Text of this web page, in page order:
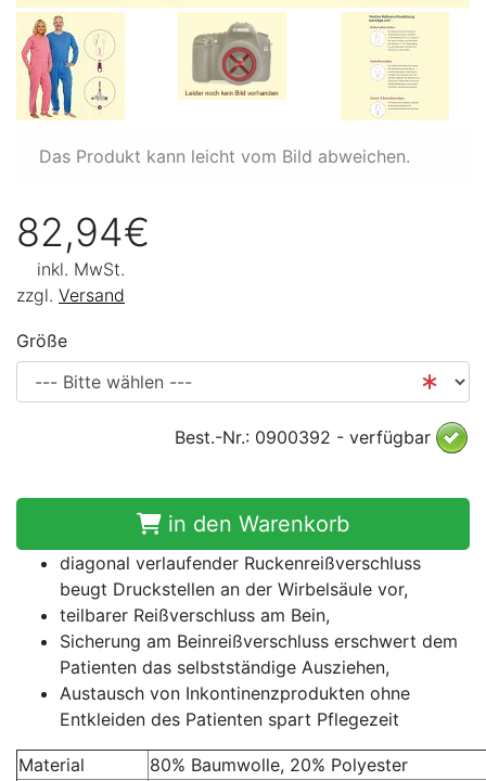
Das Produkt kann leicht vom Bild abweichen.
82,94€
inkl. MwSt.
zzgl. Versand
Größe
Best.-Nr.: 0900392 - verfügbar
in den Warenkorb
diagonal verlaufender Ruckenreißverschluss
beugt Druckstellen an der Wirbelsäule vor,
teilbarer Reißverschluss am Bein,
Sicherung am Beinreißverschluss erschwert dem
Patienten das selbstständige Ausziehen,
Austausch von Inkontinenzprodukten ohne
Entkleiden des Patienten spart Pflegezeit
Material
80% Baumwolle, 20% Polyester